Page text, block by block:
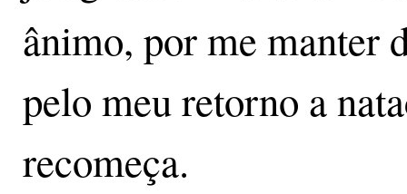
ânimo, por me manter
pelo meu retorno a
recomeça.